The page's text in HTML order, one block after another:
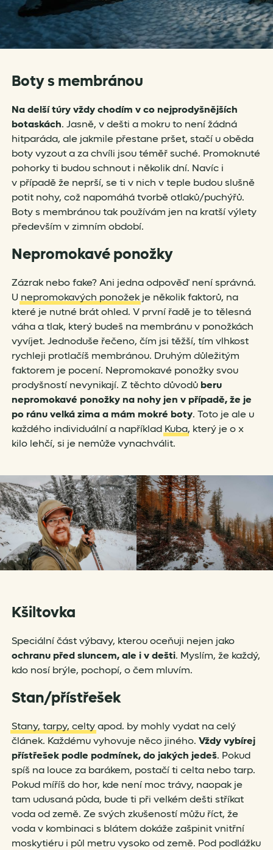
Boty s membránou
Na delší túry vždy chodím v co nejprodyšnějších
botaskách. Jasně, v dešti a mokru to není žádná
hitparáda, ale jakmile přestane pršet, stačí u oběda
boty vyzout a za chvíli jsou téměř suché. Promoknuté
pohorky ti budou schnout i několik dní. Navíc i
v případě že neprší, se ti v nich v teple budou slušně
potit nohy, což napomáhá tvorbě otlaků/puchýřů.
Boty s membránou tak používám jen na kratší výlety
především v zimním období.
Nepromokavé ponožky
Zázrak nebo fake? Ani jedna odpověď není správná.
U nepromokavých ponožekje několik faktorů, na
které je nutné brát ohled. V první řadě je to tělesná
váha a tlak, který budeš na membránu v ponožkách
vyvíjet. Jednoduše řečeno, čím jsi těžší, tím vlhkost
rychleji protlačíš membránou. Druhým důležitým
faktorem je pocení. Nepromokavé ponožky svou
prodyšností nevynikají. Z těchto důvodůberu
nepromokavé ponožky na nohy jen v případě, že je
po ránu velká zima a mám mokré boty. Toto je ale u
každého individuální a například Kuba, který je o x
kilo lehčí, si je nemůže vynachválit.
Kšiltovka
Speciální část výbavy, kterou oceňuji nejen jako
ochranu před sluncem, ale i v dešti. Myslím, že každý,
kdo nosí brýle, pochopí, o čem mluvím.
Stan/přístřešek
Stany, tarpy, celtyapod. by mohly vydat na celý
článek. Každému vyhovuje něco jiného. Vždy vybírej
přístřešek podle podmínek, do jakých jedeš. Pokud
spíš na louce za barákem, postačí ti celta nebo tarp.
Pokud míříš do hor, kde není moc trávy, naopak je
tam udusaná půda, bude ti při velkém dešti stříkat
voda od země. Ze svých zkušeností můžu říct, že
voda v kombinaci s blátem dokáže zašpinit vnitřní
moskytiéru i půl metru vysoko od země. Pod podlážku